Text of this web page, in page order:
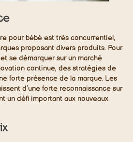
pour bébé est très concurrentiel,
proposant divers produits. Pour
se démarquer sur un marché
continue, des stratégies de
forte présence de la marque. Les
d’une forte reconnaissance sur
un défi important aux nouveaux